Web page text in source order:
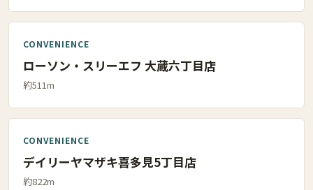
CONVENIENCE
ローソン・スリーエフ 大蔵六丁目店
約511m
CONVENIENCE
デイリーヤマザキ喜多見5丁目店
約822m